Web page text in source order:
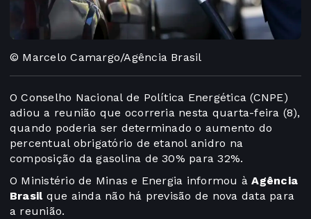
© Marcelo Camargo/Agência Brasil
O Conselho Nacional de Política Energética (CNPE)
adiou a reunião que ocorreria nesta quarta-feira (8),
quando poderia ser determinado o aumento do
percentual obrigatório de etanol anidro na
composição da gasolina de 30% para 32%.
O Ministério de Minas e Energia informou àAgência
Brasilque ainda não há previsão de nova data para
a reunião.